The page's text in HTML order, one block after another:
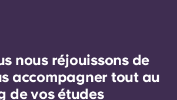
nous réjouissons de
accompagner tout au
de vos études